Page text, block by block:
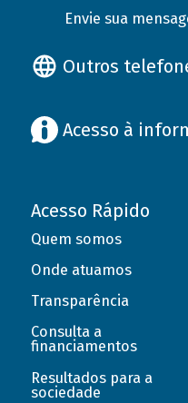
Envie sua
Outros
Acesso à
Acesso Rápido
Quem somos
Onde atuamos
Transparência
Consulta a
financiamentos
Resultados para a
sociedade